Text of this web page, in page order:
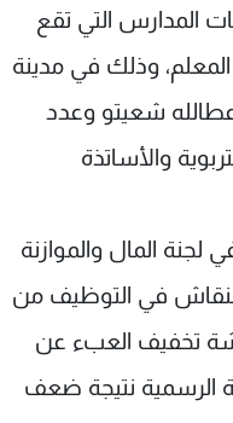
المدارس التي تقع
وذلك في مدينة
شعيتو وعدد
والأساتذة
لجنة المال والموازنة
في التوظيف من
تخفيف العبء عن
الرسمية نتيجة ضعف